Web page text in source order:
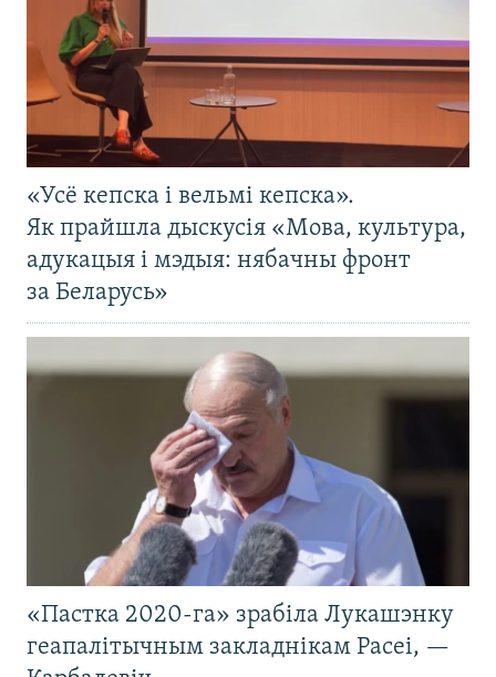
«Усё кепска і вельмі кепска».
Як прайшла дыскусія «Мова, культура,
адукацыя і мэдыя: нябачны фронт
за Беларусь»
«Пастка 2020-га» зрабіла Лукашэнку
геапалітычным закладнікам Расеі, —